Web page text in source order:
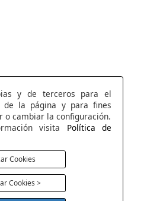
y de terceros para el
de la página y para fines
o cambiar la configuración.
visita Política de
Cookies
Cookies >